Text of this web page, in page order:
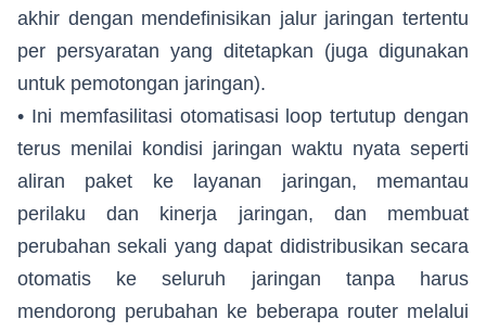
akhir dengan mendefinisikan jalur jaringan tertentu
per persyaratan yang ditetapkan (juga digunakan
untuk pemotongan jaringan).
• Ini memfasilitasi otomatisasi loop tertutup dengan
terus menilai kondisi jaringan waktu nyata seperti
aliran paket ke layanan jaringan, memantau
perilaku dan kinerja jaringan, dan membuat
perubahan sekali yang dapat didistribusikan secara
otomatis ke seluruh jaringan tanpa harus
mendorong perubahan ke beberapa router melalui